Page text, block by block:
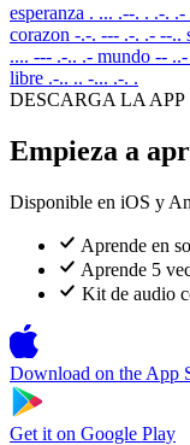
esperanza . ... .--. . .-. .-
corazon -.-. --- .-. .- --..
.... --- .-.. .- mundo --
libre .-.. .. -... .-. .
DESCARGA LA APP
Empieza a
Disponible en iOS y
Aprende en
Aprende 5
Kit de audio
Download on the App
Get it on Google Play